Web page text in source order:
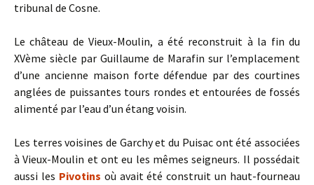
tribunal de Cosne.
Le château de Vieux-Moulin, a été reconstruit à la fin du
XVème siècle par Guillaume de Marafin sur l’emplacement
d’une ancienne maison forte défendue par des courtines
anglées de puissantes tours rondes et entourées de fossés
alimenté par l’eau d’un étang voisin.
Les terres voisines de Garchy et du Puisac ont été associées
à Vieux-Moulin et ont eu les mêmes seigneurs. Il possédait
aussi les Pivotins où avait été construit un haut-fourneau